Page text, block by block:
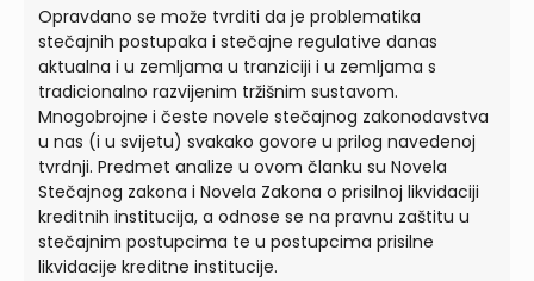
Opravdano se može tvrditi da je problematika
stečajnih postupaka i stečajne regulative danas
aktualna i u zemljama u tranziciji i u zemljama s
tradicionalno razvijenim tržišnim sustavom.
Mnogobrojne i česte novele stečajnog zakonodavstva
u nas (i u svijetu) svakako govore u prilog navedenoj
tvrdnji. Predmet analize u ovom članku su Novela
Stečajnog zakona i Novela Zakona o prisilnoj likvidaciji
kreditnih institucija, a odnose se na pravnu zaštitu u
stečajnim postupcima te u postupcima prisilne
likvidacije kreditne institucije.